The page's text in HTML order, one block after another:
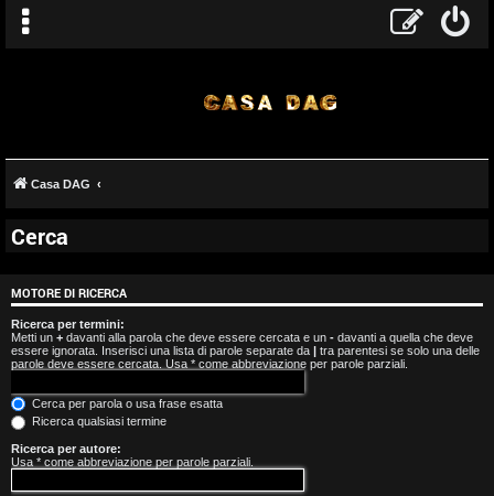
A
r
g
o
m
e
n
Casa DAG
Cerca
MOTORE DI RICERCA
Ricerca per termini:
Metti un + davanti alla parola che deve essere cercata e un - davanti a quella che deve
essere ignorata. Inserisci una lista di parole separate da | tra parentesi se solo una delle
parole deve essere cercata. Usa * come abbreviazione per parole parziali.
Cerca per parola o usa frase esatta
Ricerca qualsiasi termine
Ricerca per autore:
Usa * come abbreviazione per parole parziali.